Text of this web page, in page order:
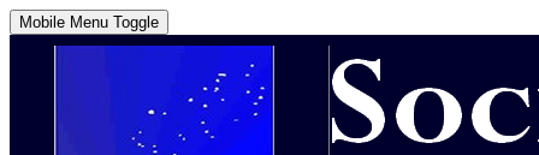
Mobile Menu Toggle